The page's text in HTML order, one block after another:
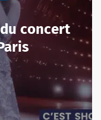
concert